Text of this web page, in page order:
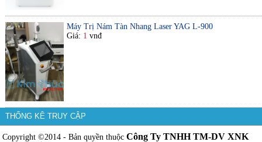
Máy Trị Nám Tàn Nhang Laser YAG L-900
Giá: 1 vnđ
THỐNG KÊ TRUY CẬP
Copyright ©2014 - Bản quyền thuộcCông Ty TNHH TM-DV XNK